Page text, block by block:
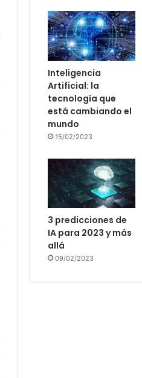
Inteligencia
Artificial: la
tecnología que
está cambiando el
mundo
15/02/2023
3 predicciones de
IA para 2023 y más
allá
09/02/2023